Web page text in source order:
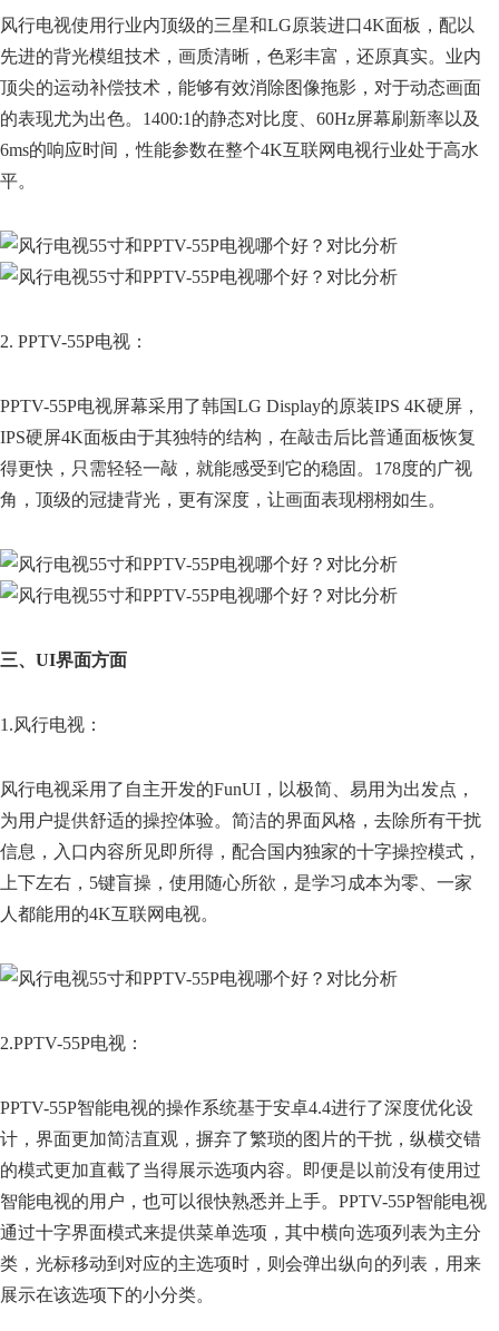
风行电视使用行业内顶级的三星和LG原装进口4K面板，配以
先进的背光模组技术，画质清晰，色彩丰富，还原真实。业内
顶尖的运动补偿技术，能够有效消除图像拖影，对于动态画面
的表现尤为出色。1400:1的静态对比度、60Hz屏幕刷新率以及
6ms的响应时间，性能参数在整个4K互联网电视行业处于高水
平。
2. PPTV-55P电视：
PPTV-55P电视屏幕采用了韩国LG Display的原装IPS 4K硬屏，
IPS硬屏4K面板由于其独特的结构，在敲击后比普通面板恢复
得更快，只需轻轻一敲，就能感受到它的稳固。178度的广视
角，顶级的冠捷背光，更有深度，让画面表现栩栩如生。
三、UI界面方面
1.风行电视：
风行电视采用了自主开发的FunUI，以极简、易用为出发点，
为用户提供舒适的操控体验。简洁的界面风格，去除所有干扰
信息，入口内容所见即所得，配合国内独家的十字操控模式，
上下左右，5键盲操，使用随心所欲，是学习成本为零、一家
人都能用的4K互联网电视。
2.PPTV-55P电视：
PPTV-55P智能电视的操作系统基于安卓4.4进行了深度优化设
计，界面更加简洁直观，摒弃了繁琐的图片的干扰，纵横交错
的模式更加直截了当得展示选项内容。即便是以前没有使用过
智能电视的用户，也可以很快熟悉并上手。PPTV-55P智能电视
通过十字界面模式来提供菜单选项，其中横向选项列表为主分
类，光标移动到对应的主选项时，则会弹出纵向的列表，用来
展示在该选项下的小分类。